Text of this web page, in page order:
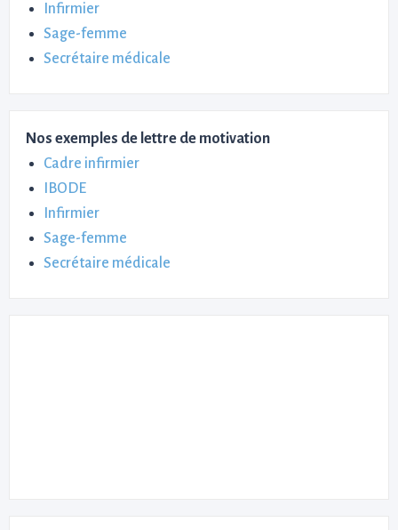
Infirmier
Sage-femme
Secrétaire médicale
Nos exemples de lettre de motivation
Cadre infirmier
IBODE
Infirmier
Sage-femme
Secrétaire médicale